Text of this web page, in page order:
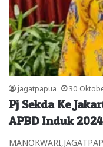
jagatpapua 30
Pj Sekda Ke
APBD Induk